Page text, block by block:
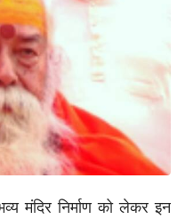
मंदिर निर्माण को लेकर इन